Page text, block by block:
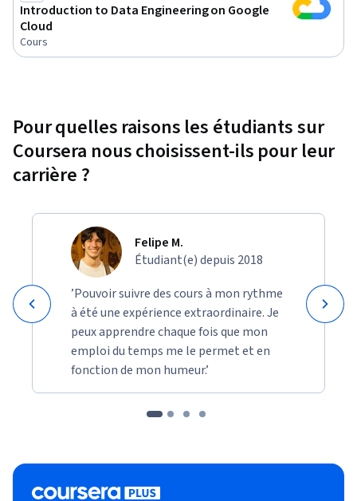
Introduction to Data Engineering on Google
Cloud
Cours
Pour quelles raisons les étudiants sur
Coursera nous choisissent-ils pour leur
carrière ?
Felipe M.
Étudiant(e) depuis 2018
’Pouvoir suivre des cours à mon rythme
à été une expérience extraordinaire. Je
peux apprendre chaque fois que mon
emploi du temps me le permet et en
fonction de mon humeur.’